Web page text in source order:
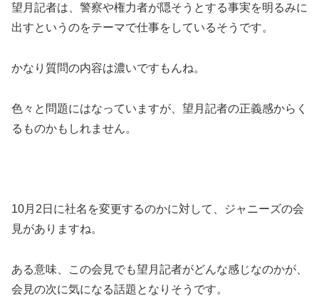
望月記者は、警察や権力者が隠そうとする事実を明るみに
出すというのをテーマで仕事をしているそうです。
かなり質問の内容は濃いですもんね。
色々と問題にはなっていますが、望月記者の正義感からく
るものかもしれません。
10月2日に社名を変更するのかに対して、ジャニーズの会
見がありますね。
ある意味、この会見でも望月記者がどんな感じなのかが、
会見の次に気になる話題となりそうです。